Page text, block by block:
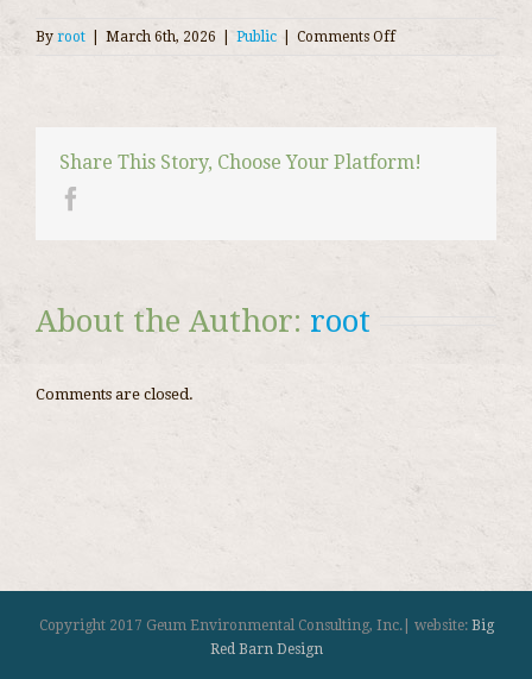
By root March 6th, 2026 Public Comments Offon
бактылуулуктун
мааниси
Share This Story, Choose Your Platform!
About the Author: root
Comments are closed.
Copyright 2017 Geum Environmental Consulting, Inc.| website: Big
Red Barn Design